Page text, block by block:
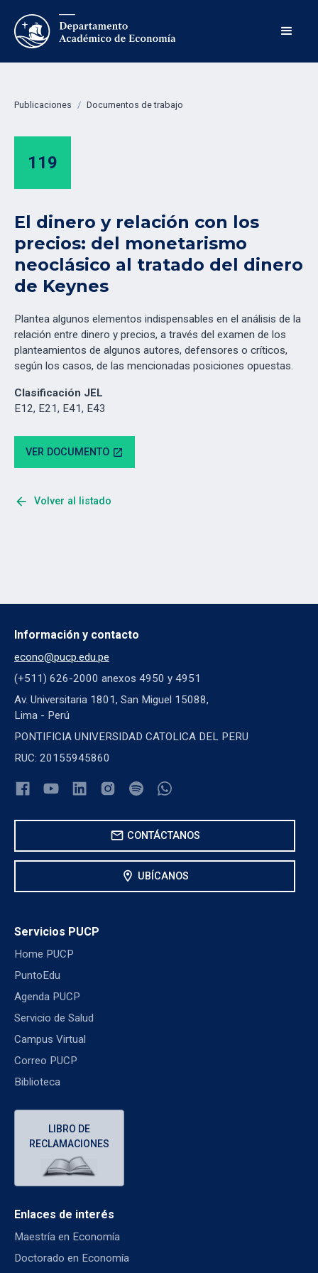
Publicaciones / Documentos de trabajo
119
El dinero y relación con los
precios: del monetarismo
neoclásico al tratado del dinero
de Keynes
Plantea algunos elementos indispensables en el análisis de la
relación entre dinero y precios, a través del examen de los
planteamientos de algunos autores, defensores o críticos,
según los casos, de las mencionadas posiciones opuestas.
Clasificación JEL
E12, E21, E41, E43
VER DOCUMENTO open_in_new
arrow_back Volver al listado
Información y contacto
econo@pucp.edu.pe
(+511) 626-2000 anexos 4950 y 4951
Av. Universitaria 1801, San Miguel 15088,
Lima - Perú
PONTIFICIA UNIVERSIDAD CATOLICA DEL PERU
RUC: 20155945860
mail CONTÁCTANOS
location_on UBÍCANOS
Servicios PUCP
Home PUCP
PuntoEdu
Agenda PUCP
Servicio de Salud
Campus Virtual
Correo PUCP
Biblioteca
LIBRO DE
RECLAMACIONES
Enlaces de interés
Maestría en Economía
Doctorado en Economía